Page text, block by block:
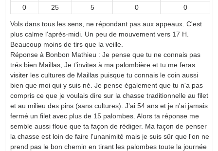
0 25 5 0 0
Vols dans tous les sens, ne répondant pas aux appeaux. C'est
plus calme l'après-midi. Un peu de mouvement vers 17 H.
Beaucoup moins de tirs que la veille.
Réponse à Bonbon Mathieu : Je pense que tu ne connais pas
trés bien Maillas, Je t'invites à ma palombière et tu me feras
visiter les cultures de Maillas puisque tu connais le coin aussi
bien que moi qui y suis né. Je pense également que tu n'a pas
compris ce que je voulais dire sur la chasse traditionnelle au filet
et au milieu des pins (sans cultures). J'ai 54 ans et je n'ai jamais
fermé un filet avec plus de 15 palombes. Alors ta réponse me
semble aussi floue que ta façon de rédiger. Ma façon de penser
la chasse est loin de faire l'unanimité mais je suis sûr que l'on ne
prend pas le bon chemin en tirant les palombes toute la journée